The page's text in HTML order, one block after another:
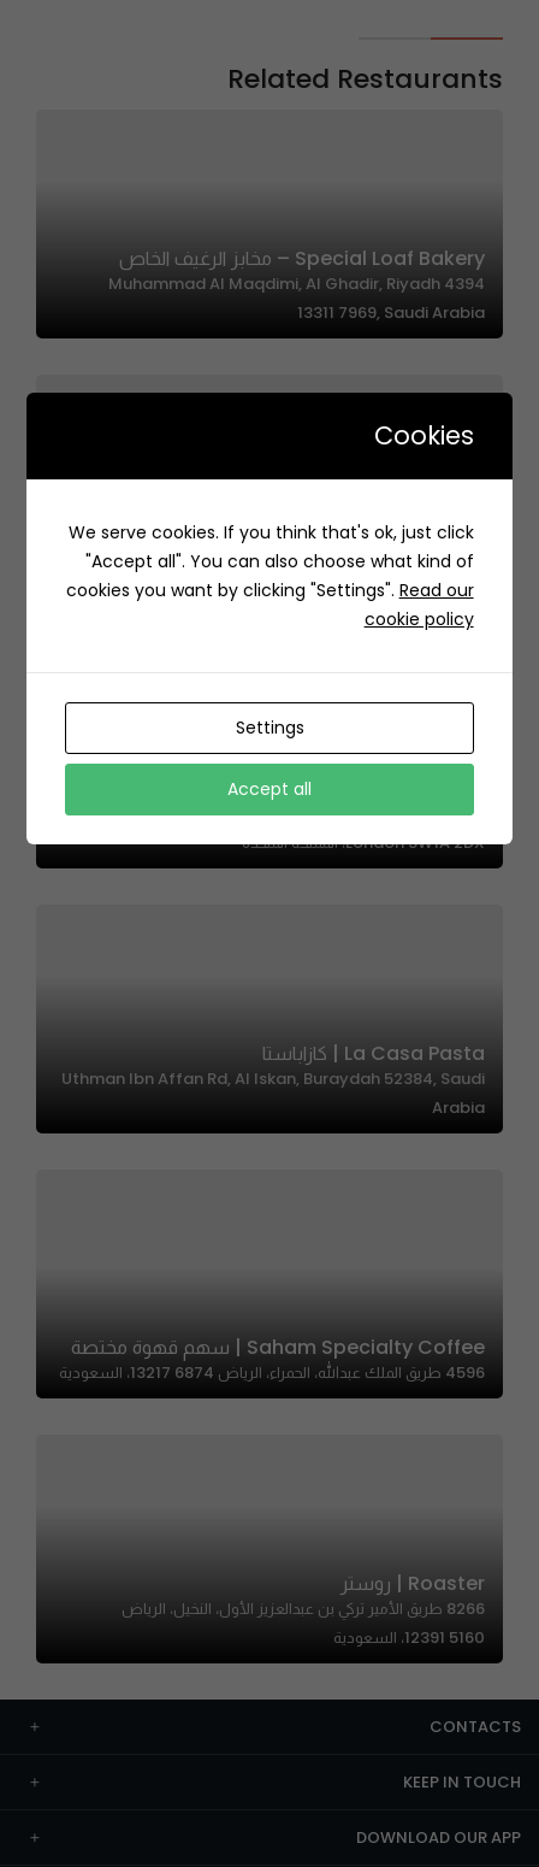
Related Restaurants
Special Loaf Bakery – مخابز الرغيف الخاص
4394 Muhammad Al Maqdimi, Al Ghadir, Riyadh
13311 7969, Saudi Arabia
Halana Hawana | حلاناهوانا
South Tottenham Railway Station, Charing Cross,
London SW1A 2DX، المملكة المتحدة
La Casa Pasta | كازاباستا
Uthman Ibn Affan Rd, Al Iskan, Buraydah 52384, Saudi
Arabia
Saham Specialty Coffee | سهم قهوة مختصة
4596 طريق الملك عبدالله، الحمراء، الرياض 13217 6874، السعودية
Roaster | روستر
8266 طريق الأمير تركي بن عبدالعزيز الأول، النخيل، الرياض
12391 5160، السعودية
CONTACTS
KEEP IN TOUCH
DOWNLOAD OUR APP
Cookies
We serve cookies. If you think that's ok, just click
"Accept all". You can also choose what kind of
cookies you want by clicking "Settings". Read our
cookie policy
Settings
Accept all